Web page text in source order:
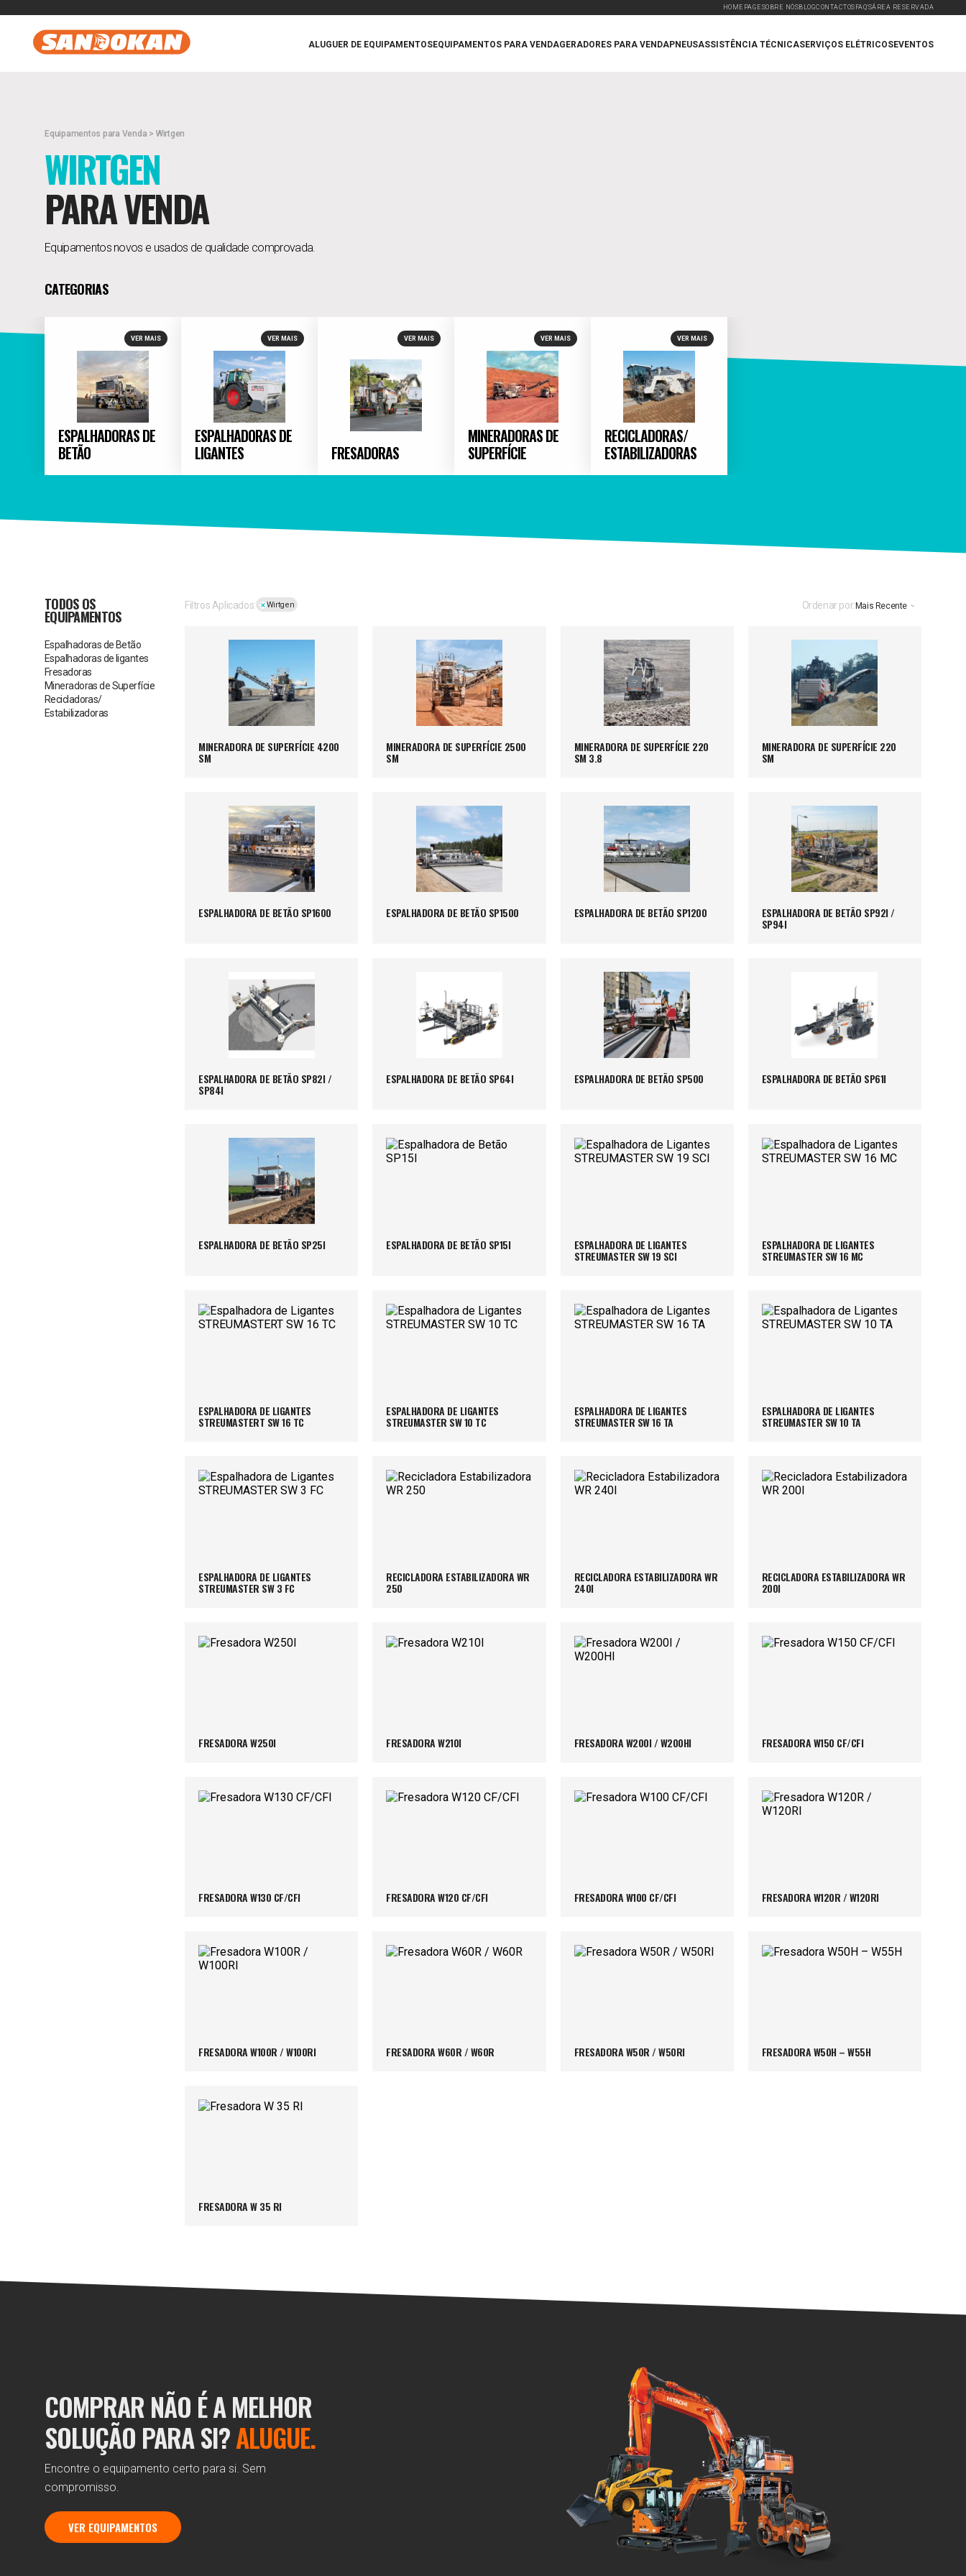
HOMEPAGE SOBRE NÓSBLOGCONTACTOS FAQ'SÁREA RESERVADA
ALUGUER DE EQUIPAMENTOSEQUIPAMENTOS PARA VENDAGERADORES PARA VENDAPNEUSASSISTÊNCIA TÉCNICASERVIÇOS ELÉTRICOSEVENTOS
Equipamentos para Venda > Wirtgen
WIRTGEN
PARA VENDA
Equipamentos novos e usados de qualidade comprovada.
CATEGORIAS
VER MAIS
ESPALHADORAS DE
BETÃO
VER MAIS
ESPALHADORAS DE
LIGANTES
VER MAIS
FRESADORAS
VER MAIS
MINERADORAS DE
SUPERFÍCIE
VER MAIS
RECICLADORAS/
ESTABILIZADORAS
TODOS OS
EQUIPAMENTOS
Espalhadoras de Betão
Espalhadoras de ligantes
Fresadoras
Mineradoras de Superfície
Recicladoras/
Estabilizadoras
Filtros Aplicados: Wirtgen Ordenar por:Mais Recente
MINERADORA DE SUPERFÍCIE 4200
SM
MINERADORA DE SUPERFÍCIE 2500
SM
MINERADORA DE SUPERFÍCIE 220
SM 3.8
MINERADORA DE SUPERFÍCIE 220
SM
ESPALHADORA DE BETÃO SP1600 ESPALHADORA DE BETÃO SP1500 ESPALHADORA DE BETÃO SP1200 ESPALHADORA DE BETÃO SP92I /
SP94I
ESPALHADORA DE BETÃO SP82I /
SP84I
ESPALHADORA DE BETÃO SP64I ESPALHADORA DE BETÃO SP500 ESPALHADORA DE BETÃO SP61I
ESPALHADORA DE BETÃO SP25I ESPALHADORA DE BETÃO SP15I ESPALHADORA DE LIGANTES
STREUMASTER SW 19 SCI
ESPALHADORA DE LIGANTES
STREUMASTER SW 16 MC
ESPALHADORA DE LIGANTES
STREUMASTERT SW 16 TC
ESPALHADORA DE LIGANTES
STREUMASTER SW 10 TC
ESPALHADORA DE LIGANTES
STREUMASTER SW 16 TA
ESPALHADORA DE LIGANTES
STREUMASTER SW 10 TA
ESPALHADORA DE LIGANTES
STREUMASTER SW 3 FC
RECICLADORA ESTABILIZADORA WR
250
RECICLADORA ESTABILIZADORA WR
240I
RECICLADORA ESTABILIZADORA WR
200I
FRESADORA W250I FRESADORA W210I FRESADORA W200I / W200HI FRESADORA W150 CF/CFI
FRESADORA W130 CF/CFI FRESADORA W120 CF/CFI FRESADORA W100 CF/CFI FRESADORA W120R / W120RI
FRESADORA W100R / W100RI FRESADORA W60R / W60R FRESADORA W50R / W50RI FRESADORA W50H – W55H
FRESADORA W 35 RI
COMPRAR NÃO É A MELHOR
SOLUÇÃO PARA SI?ALUGUE.
Encontre o equipamento certo para si. Sem
compromisso.
VER EQUIPAMENTOS